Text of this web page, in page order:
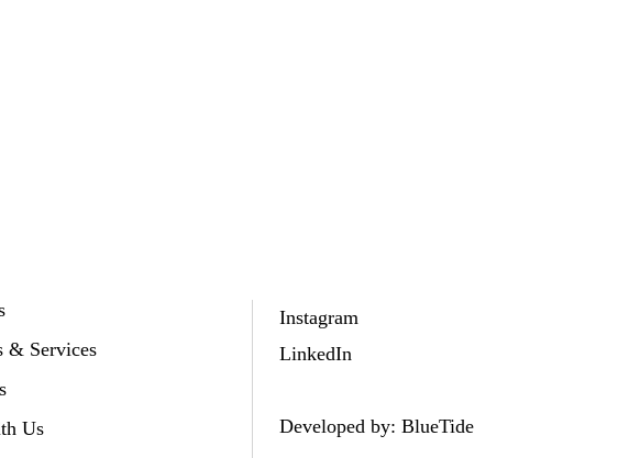
& Services
Us
Instagram
LinkedIn
Developed by: BlueTide